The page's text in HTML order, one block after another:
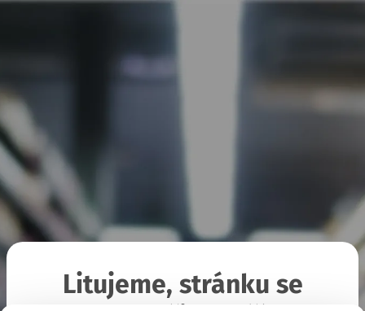
Litujeme, stránku se